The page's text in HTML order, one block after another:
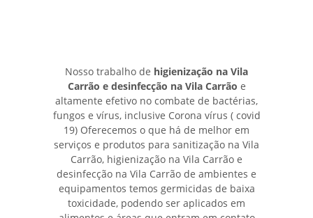
Nosso trabalho de higienização na Vila
Carrão e desinfecção na Vila Carrão e
altamente efetivo no combate de bactérias,
fungos e vírus, inclusive Corona vírus ( covid
19) Oferecemos o que há de melhor em
serviços e produtos para sanitização na Vila
Carrão, higienização na Vila Carrão e
desinfecção na Vila Carrão de ambientes e
equipamentos temos germicidas de baixa
toxicidade, podendo ser aplicados em